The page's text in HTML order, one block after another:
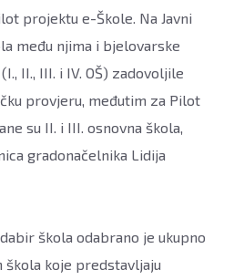
projektu e-Škole. Na Javni
među njima i bjelovarske
II., III. i IV. OŠ) zadovoljile
provjeru, međutim za Pilot
su II. i III. osnovna škola,
gradonačelnika Lidija
škola odabrano je ukupno
škola koje predstavljaju